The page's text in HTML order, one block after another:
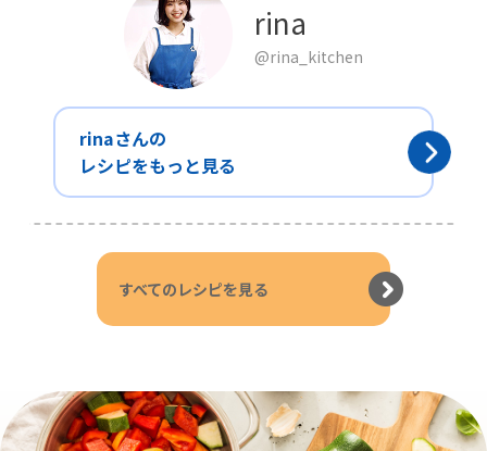
rina
@rina_kitchen
rinaさんの
レシピをもっと見る
すべてのレシピを見る